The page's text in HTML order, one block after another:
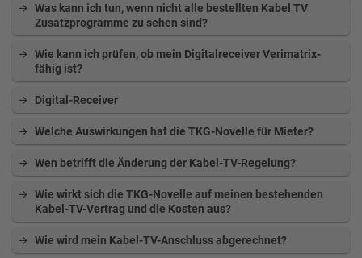
Was kann ich tun, wenn nicht alle bestellten Kabel TV
Zusatzprogramme zu sehen sind?
Wie kann ich prüfen, ob mein Digitalreceiver Verimatrix-
fähig ist?
Digital-Receiver
Welche Auswirkungen hat die TKG-Novelle für Mieter?
Wen betrifft die Änderung der Kabel-TV-Regelung?
Wie wirkt sich die TKG-Novelle auf meinen bestehenden
Kabel-TV-Vertrag und die Kosten aus?
Wie wird mein Kabel-TV-Anschluss abgerechnet?